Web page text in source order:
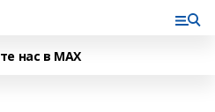
нас в MAX